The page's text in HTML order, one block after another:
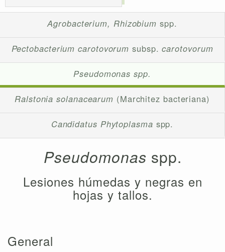
Agrobacterium, Rhizobium spp.
Pectobacterium carotovorum subsp.carotovorum
Pseudomonas spp.
Ralstonia solanacearum (Marchitez bacteriana)
Candidatus Phytoplasma spp.
Pseudomonas spp.
Lesiones húmedas y negras en
hojas y tallos.
General